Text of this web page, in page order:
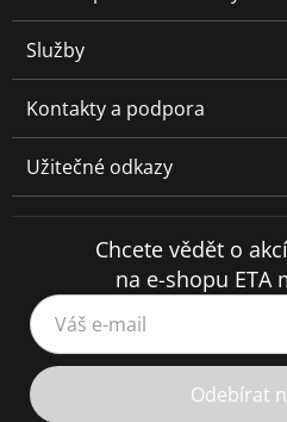
Služby
Kontakty a podpora
Užitečné odkazy
Chcete vědět o
na e-shopu ETA
Váš e-mail
Odebírat